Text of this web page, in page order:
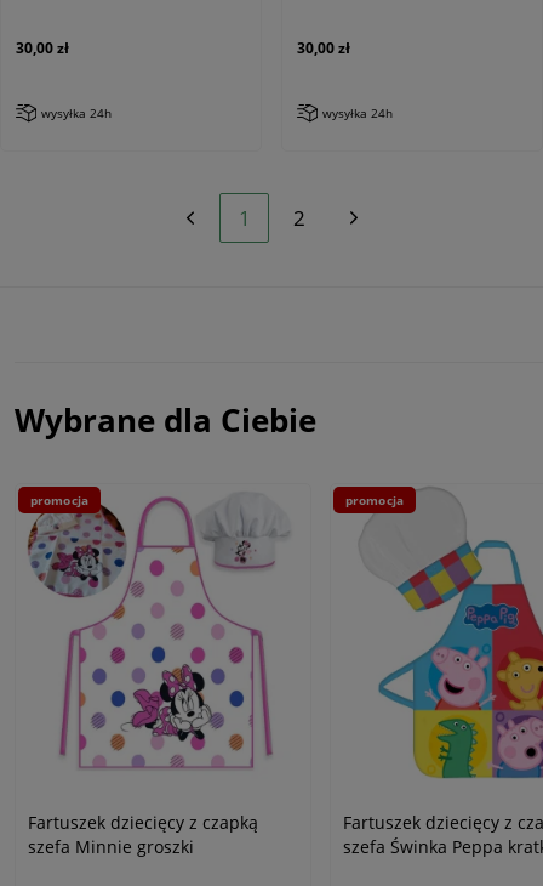
30,00 zł
wysyłka 24h
30,00 zł
wysyłka 24h
1 2
Wybrane dla Ciebie
Fartuszek dziecięcy z czapką
szefa Minnie groszki
promocja
Fartuszek dziecięcy z
szefa Świnka Peppa
promocja